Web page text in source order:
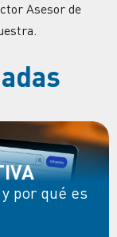
Asesor de
por qué es